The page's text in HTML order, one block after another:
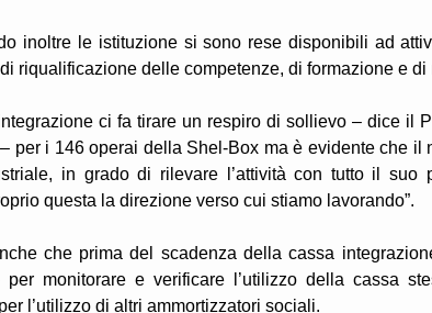
inoltre le istituzione si sono rese disponibili ad
riqualificazione delle competenze, di formazione e
ci fa tirare un respiro di sollievo – dice il
per i 146 operai della Shel-Box ma è evidente che il
in grado di rilevare l’attività con tutto il suo
questa la direzione verso cui stiamo lavorando”.
che prima del scadenza della cassa
per monitorare e verificare l’utilizzo della cassa
l’utilizzo di altri ammortizzatori sociali.